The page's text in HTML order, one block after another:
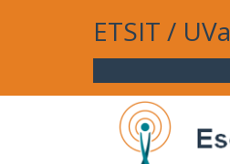
ETSIT / UVa